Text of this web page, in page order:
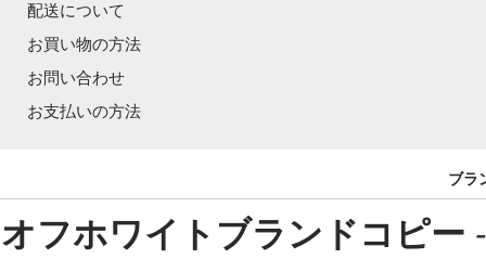
配送について
お買い物の方法
お問い合わせ
お支払いの方法
ブラ
オフホワイトブランドコピー